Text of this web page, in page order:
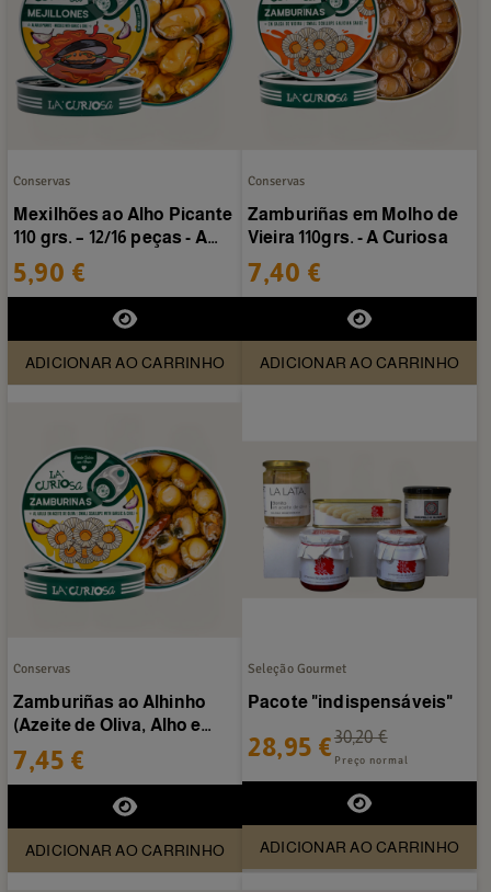
Conservas
Mexilhões ao Alho Picante
110 grs. – 12/16 peças - A
Curiosa
5,90 €
ADICIONAR AO CARRINHO
Conservas
Zamburiñas em Molho de
Vieira 110grs. - A Curiosa
7,40 €
ADICIONAR AO CARRINHO
Conservas
Zamburiñas ao Alhinho
(Azeite de Oliva, Alho e
Pimenta) 110 grs. -...
7,45 €
ADICIONAR AO CARRINHO
Seleção Gourmet
Pacote "indispensáveis"
28,95 €30,20 €
Preço normal
ADICIONAR AO CARRINHO